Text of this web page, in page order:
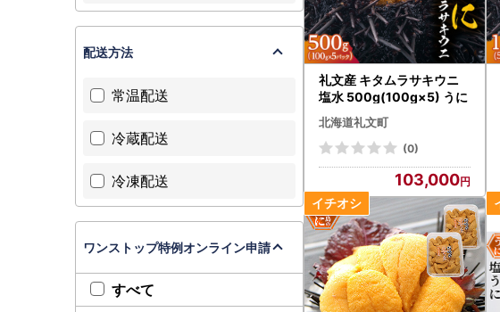
礼文産 キタムラサキウニ
塩水 500g(100g×5) うに
北海道礼文町
(0)
103,000
配送方法
常温配送
冷蔵配送
冷凍配送
ワンストップ特例オンライン申請
すべて